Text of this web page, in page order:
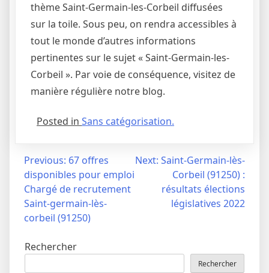
thème Saint-Germain-les-Corbeil diffusées
sur la toile. Sous peu, on rendra accessibles à
tout le monde d’autres informations
pertinentes sur le sujet « Saint-Germain-les-
Corbeil ». Par voie de conséquence, visitez de
manière régulière notre blog.
Posted in Sans catégorisation.
Navigation
l’article
Previous: 67 offres
disponibles pour emploi
Chargé de recrutement
Saint-germain-lès-
corbeil (91250)
Next: Saint-Germain-lès-
Corbeil (91250) :
résultats élections
législatives 2022
Rechercher
Rechercher